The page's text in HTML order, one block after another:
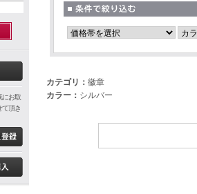
にお取
て頂き
カテゴリ： 徽章
カラー： シルバー